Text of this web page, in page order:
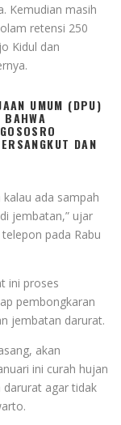
Kemudian masih
retensi 250
Kidul dan
UMUM (DPU)
BAHWA
DAN
ada sampah
jembatan,” ujar
pada Rabu
ini proses
pembongkaran
jembatan darurat.
akan
ini curah hujan
agar tidak